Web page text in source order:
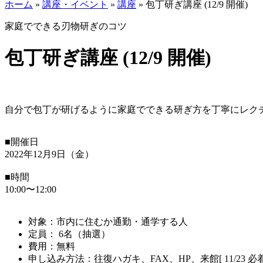
ホーム » 講座・イベント » 講座 » 包丁研ぎ講座 (12/9 開催)
家庭でできる刃物研ぎのコツ
包丁研ぎ講座 (12/9 開催)
自分で包丁が研げるように家庭でできる研ぎ方を丁寧にレク
■開催日
2022年12月9日（金）
■時間
10:00〜12:00
対象：市内に住むか通勤・通学する人
定員： 6名（抽選）
費用：無料
申し込み方法：往復ハガキ、FAX、HP、来館[ 11/23 必